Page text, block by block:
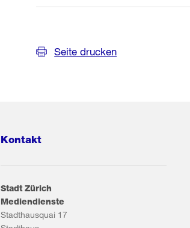
Seite drucken
Kontakt
Stadt Zürich
Mediendienste
Stadthausquai 17